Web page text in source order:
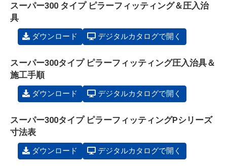
スーパー300 タイプ ピラーフィッティング＆圧入治
具
ダウンロード デジタルカタログで開く
スーパー300タイプ ピラーフィッティング圧入治具＆
施工手順
ダウンロード デジタルカタログで開く
スーパー300タイプ ピラーフィッティングPシリーズ
寸法表
ダウンロード デジタルカタログで開く